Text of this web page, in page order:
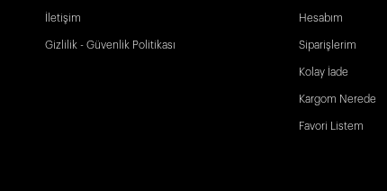
İletişim
Gizlilik - Güvenlik Politikası
Hesabım
Siparişlerim
Kolay İade
Kargom Nerede
Favori Listem